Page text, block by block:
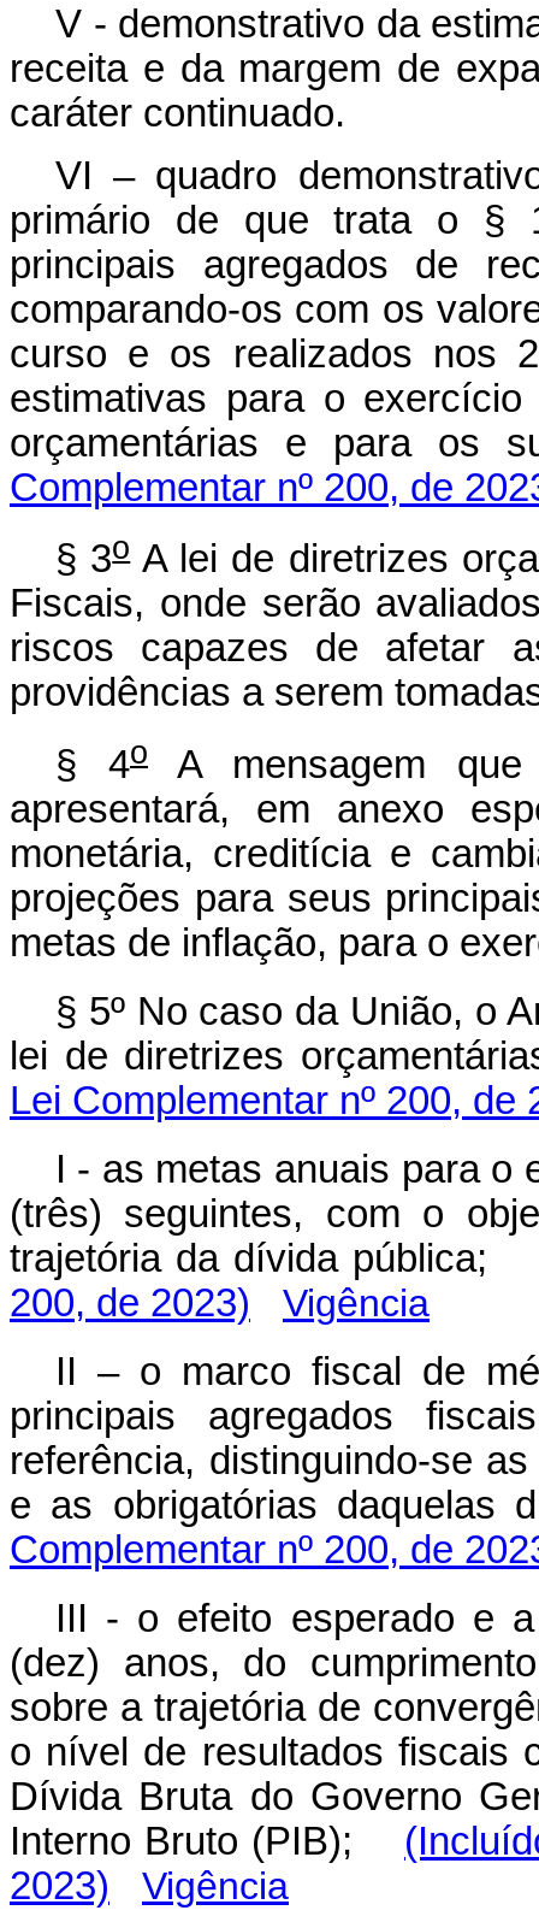
V - demonstrativo da
receita e da margem de
caráter continuado.
VI – quadro
primário de que trata o §
principais agregados de
comparando-os com os
curso e os realizados nos
estimativas para o
orçamentárias e para os
Complementar nº 200, de
§ 3oA lei de diretrizes
Fiscais, onde serão
riscos capazes de afetar
providências a serem
§ 4o
A mensagem
apresentará, em anexo
monetária, creditícia e
projeções para seus
metas de inflação, para o
§ 5º No caso da União, o
lei de diretrizes
Lei Complementar nº 200, de
I - as metas anuais para o
(três) seguintes, com o
trajetória da dívida pública;
200, de 2023)
Vigência
II – o marco fiscal de
principais agregados
referência, distinguindo-se
e as obrigatórias
Complementar nº 200, de
III - o efeito esperado e
(dez) anos, do
sobre a trajetória de
o nível de resultados fiscais
Dívida Bruta do Governo
Interno Bruto (PIB);
2023)
Vigência